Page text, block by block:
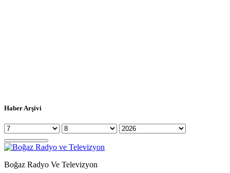
Haber Arşivi
Boğaz Radyo Ve Televizyon